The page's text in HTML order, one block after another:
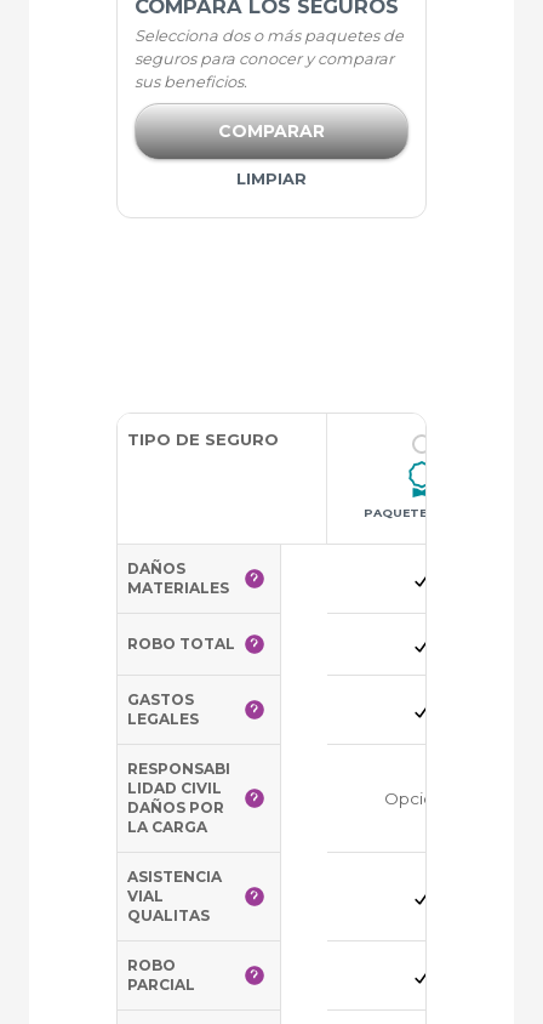
COMPARA LOS SEGUROS
Selecciona dos o más paquetes de
seguros para conocer y comparar
sus beneficios.
COMPARAR
LIMPIAR
TIPO DE SEGURO
PAQUETE AMPLIA
DAÑOS
MATERIALES
ROBO TOTAL
GASTOS
LEGALES
RESPONSABI
LIDAD CIVIL
DAÑOS POR
LA CARGA
Opcional
ASISTENCIA
VIAL
QUALITAS
ROBO
PARCIAL